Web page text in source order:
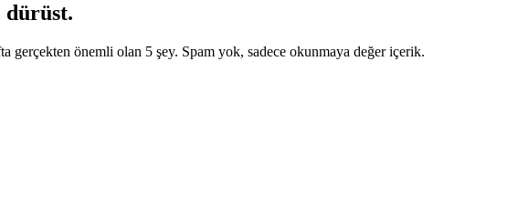
dürüst.
gerçekten önemli olan 5 şey. Spam yok, sadece okunmaya değer içerik.